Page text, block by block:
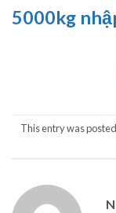
5000kg
This entry was